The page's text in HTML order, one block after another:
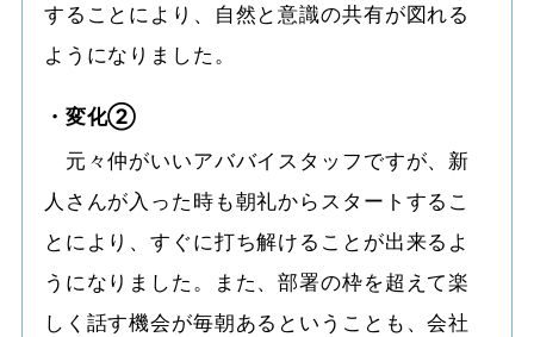
することにより、自然と意識の共有が図れる
ようになりました。
・変化②
元々仲がいいアババイスタッフですが、新
人さんが入った時も朝礼からスタートするこ
とにより、すぐに打ち解けることが出来るよ
うになりました。また、部署の枠を超えて楽
しく話す機会が毎朝あるということも、会社